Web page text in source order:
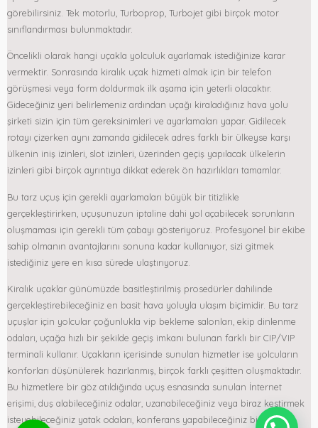
görebilirsiniz. Tek motorlu, Turboprop, Turbojet gibi birçok motor
sınıflandırması bulunmaktadır.
Öncelikli olarak hangi uçakla yolculuk ayarlamak istediğinize karar
vermektir. Sonrasında kiralık uçak hizmeti almak için bir telefon
görüşmesi veya form doldurmak ilk aşama için yeterli olacaktır.
Gideceğiniz yeri belirlemeniz ardından uçağı kiraladığınız hava yolu
şirketi sizin için tüm gereksinimleri ve ayarlamaları yapar. Gidilecek
rotayı çizerken aynı zamanda gidilecek adres farklı bir ülkeyse karşı
ülkenin iniş izinleri, slot izinleri, üzerinden geçiş yapılacak ülkelerin
izinleri gibi birçok ayrıntıya dikkat ederek ön hazırlıkları tamamlar.
Bu tarz uçuş için gerekli ayarlamaları büyük bir titizlikle
gerçekleştirirken, uçuşunuzun iptaline dahi yol açabilecek sorunların
oluşmaması için gerekli tüm çabayı gösteriyoruz. Profesyonel bir ekibe
sahip olmanın avantajlarını sonuna kadar kullanıyor, sizi gitmek
istediğiniz yere en kısa sürede ulaştırıyoruz.
Kiralık uçaklar günümüzde basitleştirilmiş prosedürler dahilinde
gerçekleştirebileceğiniz en basit hava yoluyla ulaşım biçimidir. Bu tarz
uçuşlar için yolcular çoğunlukla vip bekleme salonları, ekip dinlenme
odaları, uçağa hızlı bir şekilde geçiş imkanı bulunan farklı bir CIP/VIP
terminali kullanır. Uçakların içerisinde sunulan hizmetler ise yolcuların
konforları düşünülerek hazırlanmış, birçok farklı çeşitten oluşmaktadır.
Bu hizmetlere bir göz atıldığında uçuş esnasında sunulan İnternet
erişimi, duş alabileceğiniz odalar, uzanabileceğiniz veya biraz kestirmek
isteyebileceğiniz yatak odaları, konferans yapabileceğiniz bir bölüm,